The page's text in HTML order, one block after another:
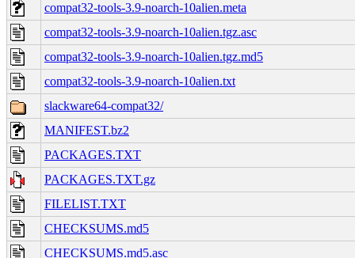
compat32-tools-3.9-noarch-10alien.meta
compat32-tools-3.9-noarch-10alien.tgz.asc
compat32-tools-3.9-noarch-10alien.tgz.md5
compat32-tools-3.9-noarch-10alien.txt
slackware64-compat32/
MANIFEST.bz2
PACKAGES.TXT
PACKAGES.TXT.gz
FILELIST.TXT
CHECKSUMS.md5
CHECKSUMS.md5.asc